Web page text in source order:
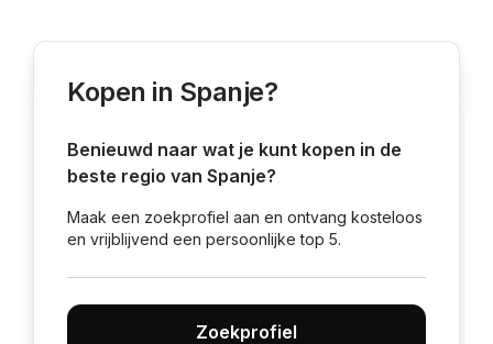
Kopen in Spanje?
Benieuwd naar wat je kunt kopen in de
beste regio van Spanje?
Maak een zoekprofiel aan en ontvang kosteloos
en vrijblijvend een persoonlijke top 5.
Zoekprofiel